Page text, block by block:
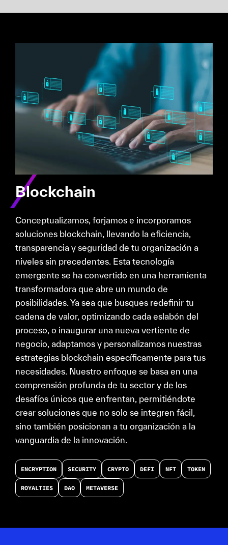
Blockchain
Conceptualizamos, forjamos e incorporamos
soluciones blockchain, llevando la eficiencia,
transparencia y seguridad de tu organización a
niveles sin precedentes. Esta tecnología
emergente se ha convertido en una herramienta
transformadora que abre un mundo de
posibilidades. Ya sea que busques redefinir tu
cadena de valor, optimizando cada eslabón del
proceso, o inaugurar una nueva vertiente de
negocio, adaptamos y personalizamos nuestras
estrategias blockchain específicamente para tus
necesidades. Nuestro enfoque se basa en una
comprensión profunda de tu sector y de los
desafíos únicos que enfrentan, permitiéndote
crear soluciones que no solo se integren fácil,
sino también posicionan a tu organización a la
vanguardia de la innovación.
ENCRYPTION SECURITY CRYPTO DEFI NFT TOKEN
ROYALTIES DAO METAVERSE